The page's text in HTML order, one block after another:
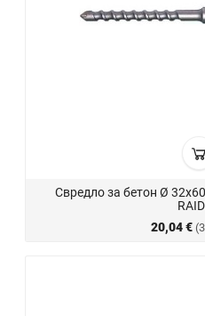
Свредло за бетон Ø
20,04 €